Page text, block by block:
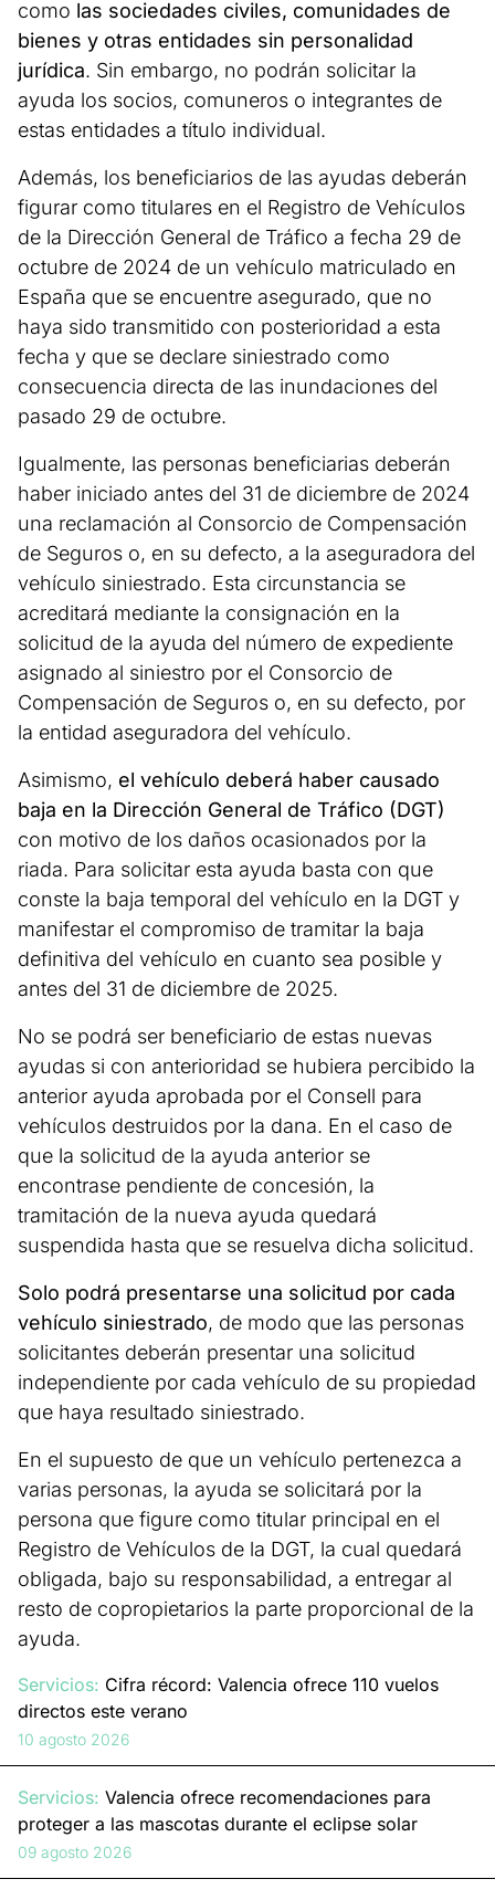
como las sociedades civiles, comunidades de
bienes y otras entidades sin personalidad
jurídica. Sin embargo, no podrán solicitar la
ayuda los socios, comuneros o integrantes de
estas entidades a título individual.
Además, los beneficiarios de las ayudas deberán
figurar como titulares en el Registro de Vehículos
de la Dirección General de Tráfico a fecha 29 de
octubre de 2024 de un vehículo matriculado en
España que se encuentre asegurado, que no
haya sido transmitido con posterioridad a esta
fecha y que se declare siniestrado como
consecuencia directa de las inundaciones del
pasado 29 de octubre.
Igualmente, las personas beneficiarias deberán
haber iniciado antes del 31 de diciembre de 2024
una reclamación al Consorcio de Compensación
de Seguros o, en su defecto, a la aseguradora del
vehículo siniestrado. Esta circunstancia se
acreditará mediante la consignación en la
solicitud de la ayuda del número de expediente
asignado al siniestro por el Consorcio de
Compensación de Seguros o, en su defecto, por
la entidad aseguradora del vehículo.
Asimismo, el vehículo deberá haber causado
baja en la Dirección General de Tráfico (DGT)
con motivo de los daños ocasionados por la
riada. Para solicitar esta ayuda basta con que
conste la baja temporal del vehículo en la DGT y
manifestar el compromiso de tramitar la baja
definitiva del vehículo en cuanto sea posible y
antes del 31 de diciembre de 2025.
No se podrá ser beneficiario de estas nuevas
ayudas si con anterioridad se hubiera percibido la
anterior ayuda aprobada por el Consell para
vehículos destruidos por la dana. En el caso de
que la solicitud de la ayuda anterior se
encontrase pendiente de concesión, la
tramitación de la nueva ayuda quedará
suspendida hasta que se resuelva dicha solicitud.
Solo podrá presentarse una solicitud por cada
vehículo siniestrado, de modo que las personas
solicitantes deberán presentar una solicitud
independiente por cada vehículo de su propiedad
que haya resultado siniestrado.
En el supuesto de que un vehículo pertenezca a
varias personas, la ayuda se solicitará por la
persona que figure como titular principal en el
Registro de Vehículos de la DGT, la cual quedará
obligada, bajo su responsabilidad, a entregar al
resto de copropietarios la parte proporcional de la
ayuda.
Servicios: Cifra récord: Valencia ofrece 110 vuelos
directos este verano
10 agosto 2026
Servicios: Valencia ofrece recomendaciones para
proteger a las mascotas durante el eclipse solar
09 agosto 2026